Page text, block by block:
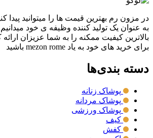
در مزون رم بهترین قیمت ها را میتوانید پیدا
به عنوان یک تولید کننده وظیفه ی خود
بالاترین کیفیت ممکنه را به شما عزیزان
برای خرید های خود به یاد mezon rome باشید
دسته بندی‌ها
پوشاک زنانه
پوشاک مردانه
پوشاک ورزشی
کیف
کفش